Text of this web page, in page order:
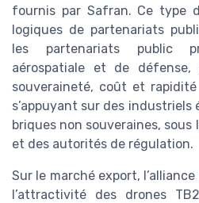
fournis par Safran. Ce type
logiques de partenariats
les partenariats public
aérospatiale et de
souveraineté, coût et
s’appuyant sur des
briques non souveraines,
et des autorités de régulation.
Sur le marché export,
l’attractivité des drones